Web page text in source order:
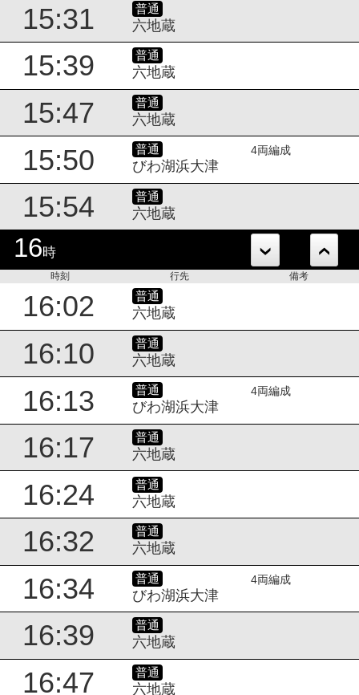
15:31 普通
六地蔵
15:39 普通
六地蔵
15:47 普通
六地蔵
15:50 普通
びわ湖浜大津
4両編成
15:54 普通
六地蔵
16時
時刻 行先 備考
16:02 普通
六地蔵
16:10 普通
六地蔵
16:13 普通
びわ湖浜大津
4両編成
16:17 普通
六地蔵
16:24 普通
六地蔵
16:32 普通
六地蔵
16:34 普通
びわ湖浜大津
4両編成
16:39 普通
六地蔵
16:47 普通
六地蔵